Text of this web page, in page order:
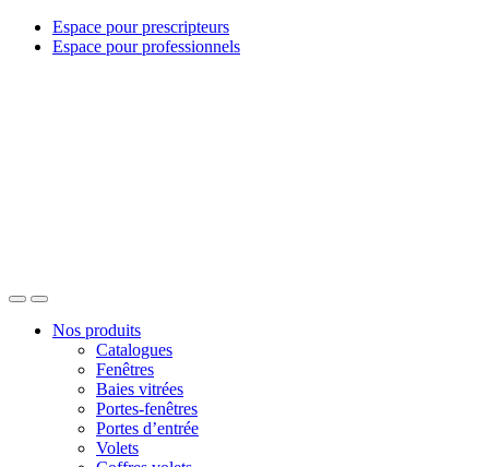
Espace pour prescripteurs
Espace pour professionnels
Nos produits
Catalogues
Fenêtres
Baies vitrées
Portes-fenêtres
Portes d’entrée
Volets